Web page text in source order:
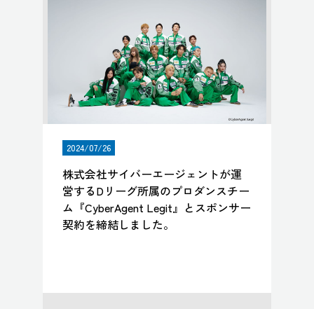
2024/07/26
株式会社サイバーエージェントが運
営するDリーグ所属のプロダンスチー
ム『CyberAgent Legit』とスポンサー
契約を締結しました。